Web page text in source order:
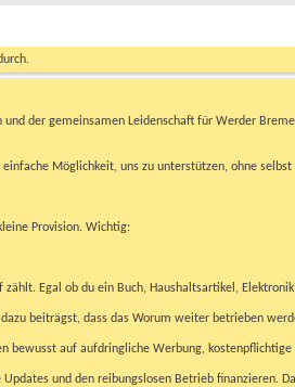
der gemeinsamen Leidenschaft für Werder
Möglichkeit, uns zu unterstützen, ohne
Provision. Wichtig:
Egal ob du ein Buch, Haushaltsartikel,
beiträgst, dass das Worum weiter betrieben
bewusst auf aufdringliche Werbung, kostenpflichtige
und den reibungslosen Betrieb finanzieren.